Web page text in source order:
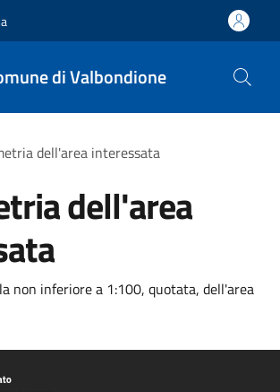
di Valbondione
pane
dell'area interessata
dell'area
non inferiore a 1:100, quotata, dell'area